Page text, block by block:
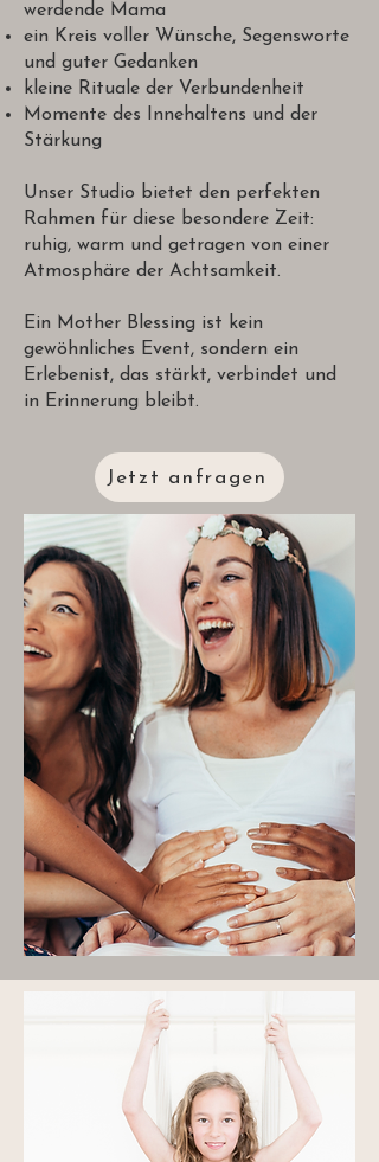
werdende Mama
ein Kreis voller Wünsche, Segensworte
und guter Gedanken
kleine Rituale der Verbundenheit
Momente des Innehaltens und der
Stärkung
Unser Studio bietet den perfekten
Rahmen für diese besondere Zeit:
ruhig, warm und getragen von einer
Atmosphäre der Achtsamkeit.
Ein Mother Blessing ist kein
gewöhnliches Event, sondern ein
Erlebenist, das stärkt, verbindet und
in Erinnerung bleibt.
Jetzt anfragen